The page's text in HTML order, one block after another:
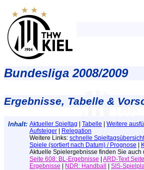
Bundesliga 2008/2009
Ergebnisse, Tabelle &
Inhalt: Aktueller Spieltag Tabelle Weitere
Aufsteiger
Relegation
Weitere Links: schnelle
Spiele (sortiert nach Datum) / Prognose
Aktuelle Spielergebnisse finden Sie auch
Seite 608: BL-Ergebnisse
ARD-Text
Ergebnisse
NDR: Handball SIS-